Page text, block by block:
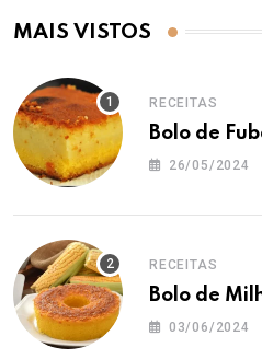
MAIS VISTOS
RECEITAS
Bolo de
26/05/2024
RECEITAS
Bolo de
03/06/2024